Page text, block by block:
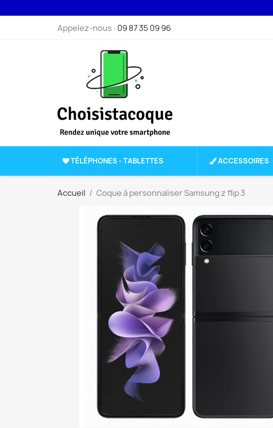
Appelez-nous : 09 87 35 09 96
TÉLÉPHONES - TABLETTES ACCESSOIRES
Accueil Coque à personnaliser Samsung z flip 3